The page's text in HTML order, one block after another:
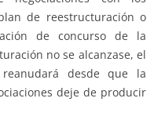
de reestructuración o
de concurso de la
no se alcanzase, el
desde que la
deje de producir